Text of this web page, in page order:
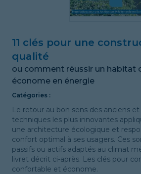
11 clés pour une
qualité
ou comment réussir un habitat
économe en énergie
Catégories :
Le retour au bon sens des anciens
techniques les plus innovantes
une architecture écologique et
confort optimal à ses usagers. Ces
passifs ou actifs adaptés au climat
livret décrit ci-après. Les clés pour
confortable et économe.